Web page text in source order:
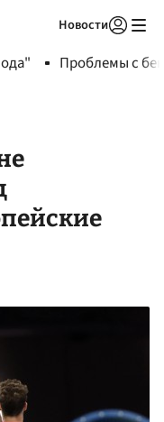
Новости
Проблемы с